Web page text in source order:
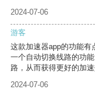
2024-07-06
游客
这款加速器app的功能有
一个自动切换线路的功
路，从而获得更好的加速
2024-07-06